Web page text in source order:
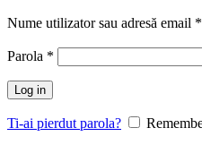
Nume utilizator sau adresă email *
Parola *
Log in
Ti-ai pierdut parola?